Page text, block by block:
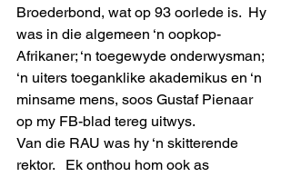
Broederbond, wat op 93 oorlede is.  Hy
was in die algemeen ‘n oopkop-
Afrikaner; ‘n toegewyde onderwysman;
‘n uiters toeganklike akademikus en ‘n
minsame mens, soos Gustaf Pienaar
op my FB-blad tereg uitwys.
Van die RAU was hy ‘n skitterende
rektor.   Ek onthou hom ook as